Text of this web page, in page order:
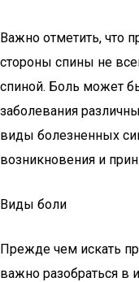
Важно отметить, что
стороны спины не
спиной. Боль может
заболевания
виды болезненных
возникновения и
Виды боли
Прежде чем искать
важно разобраться в